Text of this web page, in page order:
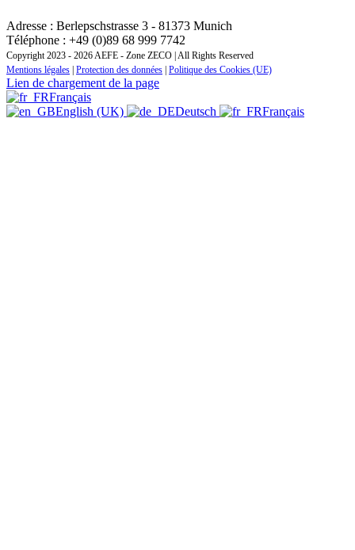
Adresse : Berlepschstrasse 3 - 81373 Munich
Téléphone : +49 (0)89 68 999 7742
Copyright 2023 - 2026 AEFE - Zone ZECO | All Rights Reserved
Mentions légales Protection des données Politique des Cookies (UE)
Lien de chargement de la page
Français
English (UK)
Deutsch Français